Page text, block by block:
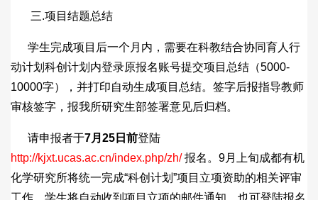
三.项目结题总结
学生完成项目后一个月内，需要在科教结合协同育人行
动计划科创计划内登录原报名账号提交项目总结（5000-
10000字），并打印自动生成项目总结。签字后报指导教师
审核签字，报我所研究生部签署意见后归档。
请申报者于7月 25 日前登陆
http://kjxt.ucas.ac.cn/index.php/zh/报名。9月上旬成都有机
化学研究所将统一完成“科创计划”项目立项资助的相关评审
工作，学生将自动收到项目立项的邮件通知，也可登陆报名